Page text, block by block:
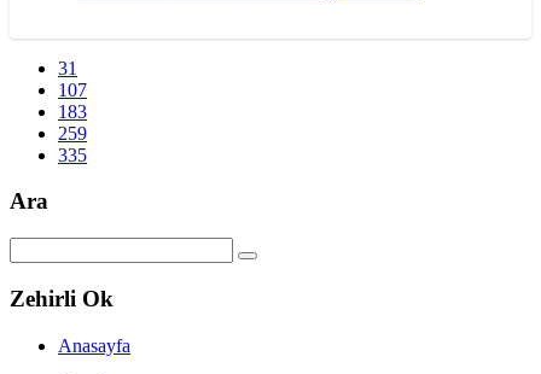
31
107
183
259
335
Ara
Zehirli Ok
Anasayfa